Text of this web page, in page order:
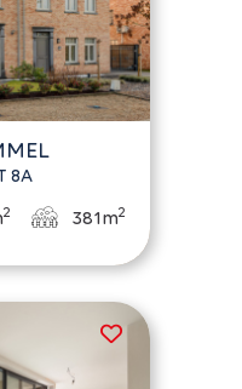
8A
2 381m2